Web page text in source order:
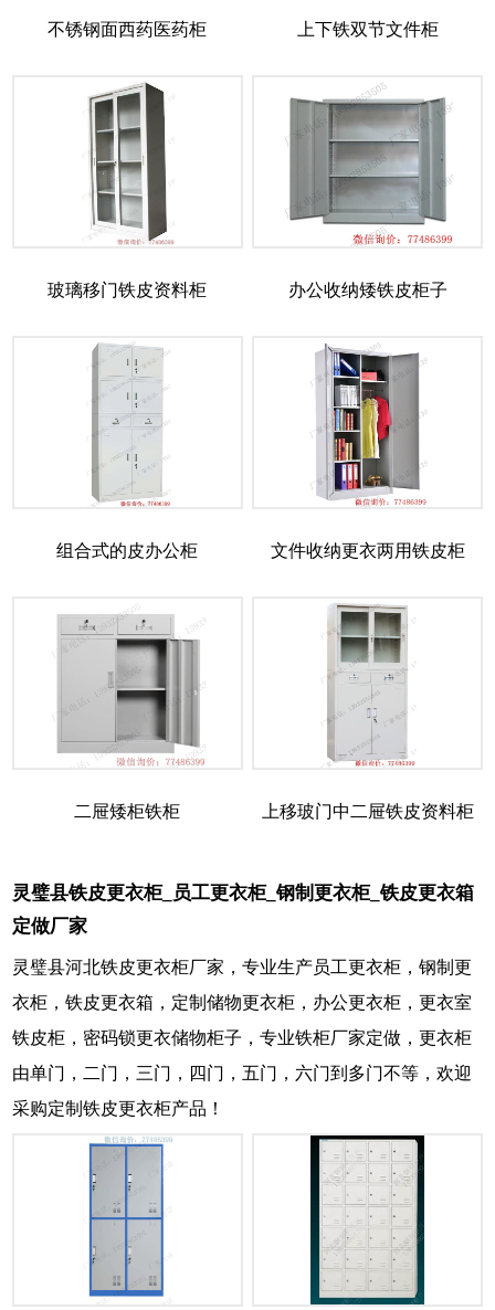
不锈钢面西药医药柜 上下铁双节文件柜
玻璃移门铁皮资料柜 办公收纳矮铁皮柜子
组合式的皮办公柜 文件收纳更衣两用铁皮柜
二屉矮柜铁柜 上移玻门中二屉铁皮资料柜
灵璧县铁皮更衣柜_员工更衣柜_钢制更衣柜_铁皮更衣箱
定做厂家
灵璧县河北铁皮更衣柜厂家，专业生产员工更衣柜，钢制更
衣柜，铁皮更衣箱，定制储物更衣柜，办公更衣柜，更衣室
铁皮柜，密码锁更衣储物柜子，专业铁柜厂家定做，更衣柜
由单门，二门，三门，四门，五门，六门到多门不等，欢迎
采购定制铁皮更衣柜产品！